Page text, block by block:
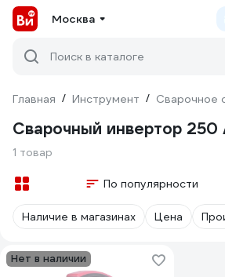
Москва
Поиск в каталоге
Главная / Инструмент / Сварочное
Сварочный инвертор 250
1 товар
По популярности
Наличие в магазинах Цена
Нет в наличии